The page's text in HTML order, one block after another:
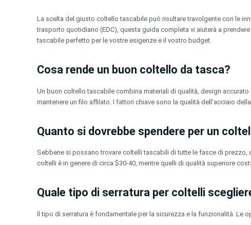
La scelta del giusto coltello tascabile può risultare travolgente con le
trasporto quotidiano (EDC), questa guida completa vi aiuterà a
tascabile perfetto per le vostre esigenze e il vostro budget.
Cosa rende un buon coltello da tasca?
Un buon coltello tascabile combina materiali di qualità, design
mantenere un filo affilato. I fattori chiave sono la qualità dell'acciaio
Quanto si dovrebbe spendere per un
Sebbene si possano trovare coltelli tascabili di tutte le fasce di
coltelli è in genere di circa $30-40, mentre quelli di qualità superiore
Quale tipo di serratura per coltelli
Il tipo di serratura è fondamentale per la sicurezza e la funzionalità. Le